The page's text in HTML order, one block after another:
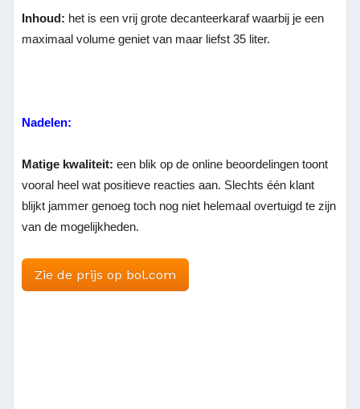
Inhoud: het is een vrij grote decanteerkaraf waarbij je een
maximaal volume geniet van maar liefst 35 liter.
Nadelen:
Matige kwaliteit:een blik op de online beoordelingen toont
vooral heel wat positieve reacties aan. Slechts één klant
blijkt jammer genoeg toch nog niet helemaal overtuigd te zijn
van de mogelijkheden.
Zie de prijs op bol.com